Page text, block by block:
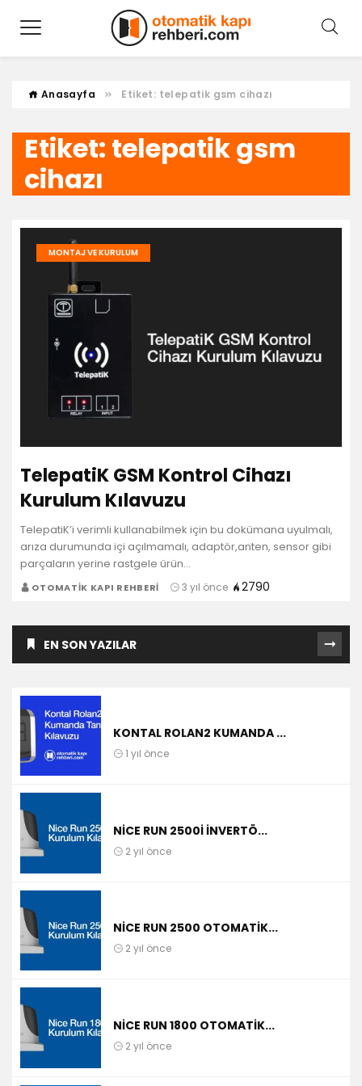
Anasayfa Etiket: telepatik gsm cihazı
Etiket: telepatik gsm
cihazı
MONTAJ VE KURULUM
TelepatiK GSM Kontrol Cihazı
Kurulum Kılavuzu
TelepatiK’i verimli kullanabilmek için bu dokümana uyulmalı,
arıza durumunda içi açılmamalı, adaptör,anten, sensor gibi
parçaların yerine rastgele ürün…
OTOMATIK KAPI REHBERI 3 yıl önce 2790
EN SON YAZILAR
KONTAL ROLAN2 KUMANDA ...
1 yıl önce
NICE RUN 2500I İNVERTÖ...
2 yıl önce
NICE RUN 2500 OTOMATIK...
2 yıl önce
NICE RUN 1800 OTOMATIK...
2 yıl önce